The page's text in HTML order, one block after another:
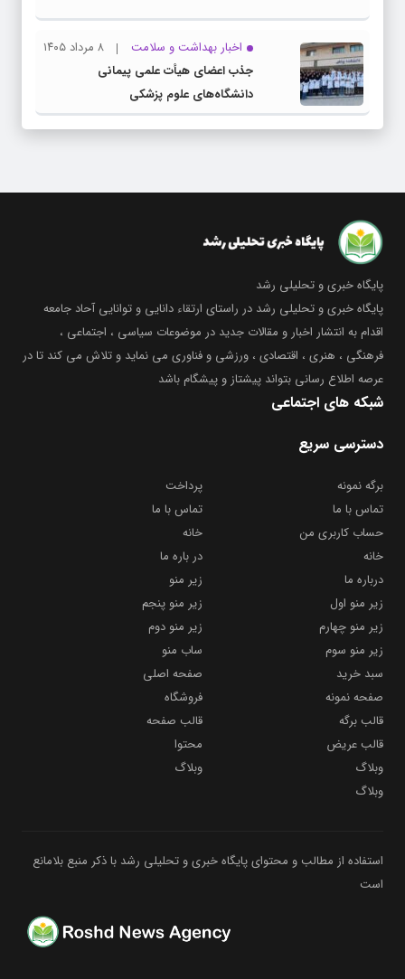
اخبار بهداشت و سلامت
۸ مرداد ۱۴۰۵
جذب اعضای هیأت علمی پیمانی
دانشگاه‌های علوم پزشکی
پایگاه خبری و تحلیلی رشد
پایگاه خبری و تحلیلی رشد در راستای ارتقاء دانایی و توانایی آحاد جامعه
اقدام به انتشار اخبار و مقالات جدید در موضوعات سیاسی ، اجتماعی ،
فرهنگی ، هنری ، اقتصادی ، ورزشی و فناوری می نماید و تلاش می کند تا در
عرصه اطلاع رسانی بتواند پیشتاز و پیشگام باشد
شبکه های اجتماعی
دسترسی سریع
برگه نمونه
پرداخت
تماس با ما
تماس با ما
حساب کاربری من
خانه
خانه
در باره ما
درباره ما
زیر منو
زیر منو اول
زیر منو پنجم
زیر منو چهارم
زیر منو دوم
زیر منو سوم
ساب منو
سبد خرید
صفحه اصلی
صفحه نمونه
فروشگاه
قالب برگه
قالب صفحه
قالب عریض
محتوا
وبلاگ
وبلاگ
وبلاگ
استفاده از مطالب و محتوای پایگاه خبری و تحلیلی رشد با ذکر منبع بلامانع
است